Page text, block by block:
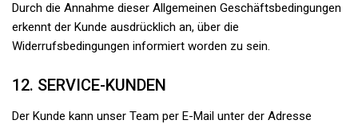
Durch die Annahme dieser Allgemeinen Geschäftsbedingungen
erkennt der Kunde ausdrücklich an, über die
Widerrufsbedingungen informiert worden zu sein.
12. SERVICE-KUNDEN
Der Kunde kann unser Team per E-Mail unter der Adresse